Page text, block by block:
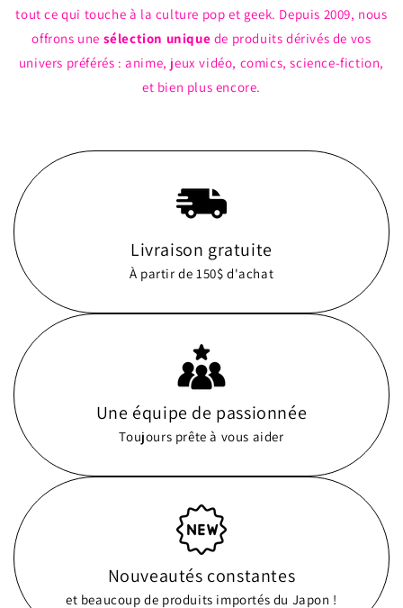
tout ce qui touche à la culture pop et geek. Depuis 2009, nous
offrons une sélection unique de produits dérivés de vos
univers préférés : anime, jeux vidéo, comics, science-fiction,
et bien plus encore.
Livraison gratuite
À partir de 150$ d'achat
Une équipe de passionnée
Toujours prête à vous aider
Nouveautés constantes
et beaucoup de produits importés du Japon !